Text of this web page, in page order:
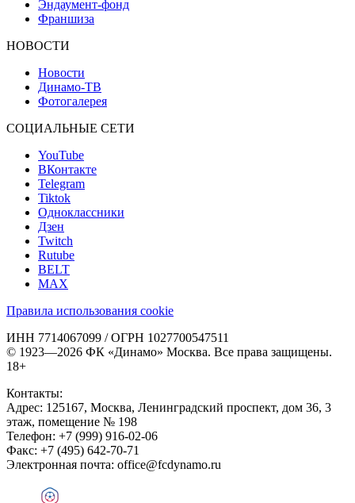
Эндаумент-фонд
Франшиза
НОВОСТИ
Новости
Динамо-ТВ
Фотогалерея
СОЦИАЛЬНЫЕ СЕТИ
YouTube
ВКонтакте
Telegram
Tiktok
Одноклассники
Дзен
Twitch
Rutube
BELT
MAX
Правила использования cookie
ИНН 7714067099 / ОГРН 1027700547511
© 1923—2026 ФК «Динамо» Москва. Все права защищены.
18+
Контакты:
Адрес: 125167, Москва, Ленинградский проспект, дом 36, 3
этаж, помещение № 198
Телефон: +7 (999) 916-02-06
Факс: +7 (495) 642-70-71
Электронная почта: office@fcdynamo.ru